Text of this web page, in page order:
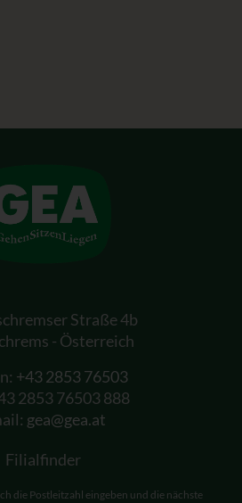
Straße 4b
- Österreich
+43 2853 76503
2853 76503 888
gea@gea.at
Filialfinder
die Postleitzahl eingeben und die nächste